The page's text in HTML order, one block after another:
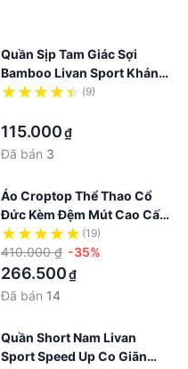
Quần Sịp Tam Giác Sợi
Bamboo Livan Sport Kháng
Khuẩn Màu Xanh Than
(9)
115.000₫
Đã bán 3
Áo Croptop Thể Thao Cổ
Đức Kèm Đệm Mút Cao Cấp
Livan Sport
(19)
410.000 ₫ -35%
266.500₫
Đã bán 14
Quần Short Nam Livan
Sport Speed Up Co Giãn